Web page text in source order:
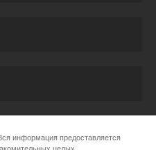
информация предоставляется